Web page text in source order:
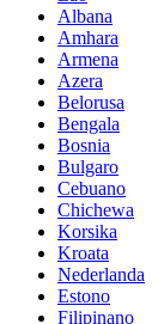
Albana
Amhara
Armena
Azera
Belorusa
Bengala
Bosnia
Bulgaro
Cebuano
Chichewa
Korsika
Kroata
Nederlanda
Estono
Filipinano